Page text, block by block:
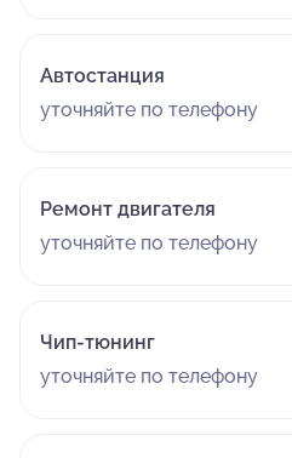
Автостанция
уточняйте по телефону
Ремонт двигателя
уточняйте по телефону
Чип-тюнинг
уточняйте по телефону